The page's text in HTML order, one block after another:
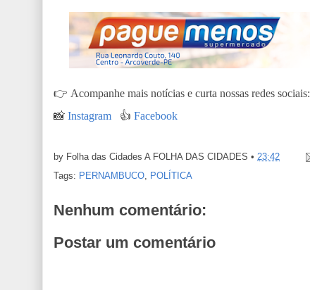
👉 Acompanhe mais notícias e curta nossas redes sociais:
📸 Instagram 👍 Facebook
by Folha das Cidades A FOLHA DAS CIDADES • 23:42
Tags: PERNAMBUCO, POLÍTICA
Nenhum comentário:
Postar um comentário